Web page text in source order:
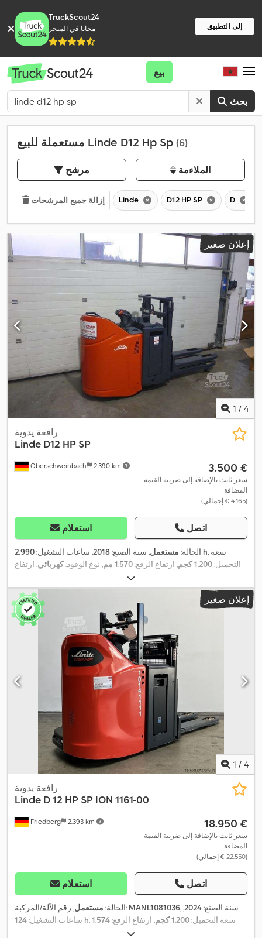
TruckScout24
مجانا في المتجر إلى التطبيق
بحث
بيع
مستعملة للبيع Linde D12 Hp Sp (6)
مرشح الملاءمة
إزالة جميع المرشحات Linde D12 HP SP D
إعلان صغير
1 / 4
Oberschweinbach 2.390 km
رافعة يدوية
Linde D12 HP SP
‏3.500 €
سعر ثابت بالإضافة إلى ضريبة القيمة
المضافة
(‏4.165 € إجمالي)
استعلام اتصل
الحالة: مستعمل, سنة الصنع:2018, ساعات التشغيل: 2.990 h, سعة
التحميل:1.200 كجم , ارتفاع الرفع:1.570 مم , نوع الوقود:كهربائي, ارتفاع
, حالة الإطارات:
إعلان صغير
1 / 4
Friedberg 2.393 km
رافعة يدوية
Linde D 12 HP SP ION 1161-00
‏18.950 €
سعر ثابت بالإضافة إلى ضريبة القيمة
المضافة
(‏22.550 € إجمالي)
استعلام اتصل
الحالة: مستعمل , رقم الآلة/المركبة: MANL1081036 , سنة الصنع:2024
,
ساعات التشغيل: 124 h , سعة التحميل:1.200 كجم , ارتفاع الرفع:1.574
, مركز تحميل الحمولة: